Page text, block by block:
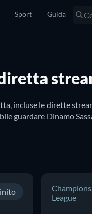
Sport Guida
incluse le dirette
guardare Dinamo
Champions
League